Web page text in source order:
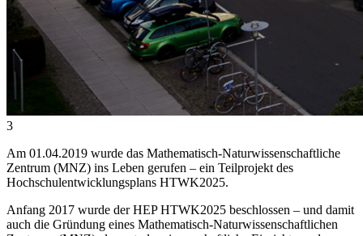
3
Am 01.04.2019 wurde das Mathematisch-Naturwissenschaftliche
Zentrum (MNZ) ins Leben gerufen – ein Teilprojekt des
Hochschulentwicklungsplans HTWK2025.
Anfang 2017 wurde der HEP HTWK2025 beschlossen – und damit
auch die Gründung eines Mathematisch-Naturwissenschaftlichen